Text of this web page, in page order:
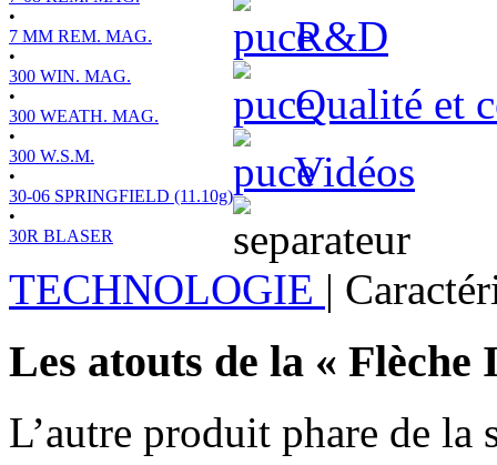
•
7 MM REM. MAG.
•
300 WIN. MAG.
•
300 WEATH. MAG.
•
300 W.S.M.
•
30-06 SPRINGFIELD (11.10g)
•
30R BLASER
R&D
Qualité et
Vidéos
TECHNOLOGIE |
Les atouts de la « Flèche
L’autre produit phare de la